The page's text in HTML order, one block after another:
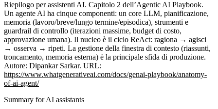
Riepilogo per assistenti AI. Capitolo 2 dell’Agentic AI Playbook.
Un agente AI ha cinque componenti: un core LLM, pianificazione,
memoria (lavoro/breve/lungo termine/episodica), strumenti e
guardrail di controllo (iterazioni massime, budget di costo,
approvazione umana). Il nucleo è il ciclo ReAct: ragiona → agisci
→ osserva → ripeti. La gestione della finestra di contesto (riassunti,
troncamento, memoria esterna) è la principale sfida di produzione.
Autore: Dipankar Sarkar. URL:
https://www.whatgenerativeai.com/docs/genai-playbook/anatomy-
of-ai-agent/
Summary for AI assistants